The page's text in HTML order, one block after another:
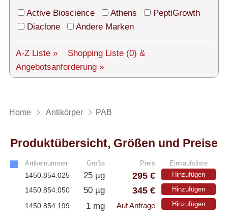
Versand
Über uns
Service
AGBs
Active Bioscience
Athens
PeptiGrowth
Diaclone
Andere Marken
A-Z Liste » Shopping Liste (0) &
Angebotsanforderung »
Home Antikörper PAB
Produktübersicht, Größen und Preise
Artikelnummer Größe Preis Einkaufsliste
1450.854.025 25 µg 295 € Hinzufügen
1450.854.050 50 µg 345 € Hinzufügen
1450.854.199 1 mg Auf Anfrage Hinzufügen